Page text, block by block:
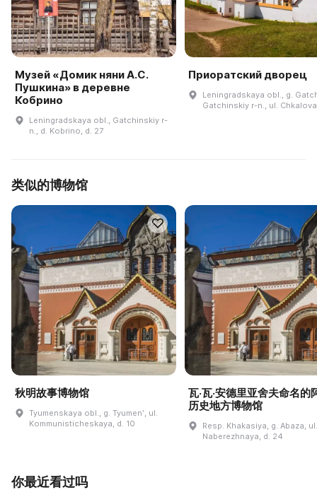
Музей «Домик няни А.С.
Пушкина» в деревне
Кобрино
Leningradskaya obl., Gatchinskiy r-
n., d. Kobrino, d. 27
Приоратский дворец
Leningradskaya obl., g.
Gatchinskiy r-n., ul.
类似的博物馆
秋明故事博物馆
Tyumenskaya obl., g. Tyumenʹ, ul.
Kommunisticheskaya, d. 10
瓦·瓦·安德里亚舍夫命名的
历史地方博物馆
Resp. Khakasiya, g. Abaza, ul.
Naberezhnaya, d. 24
你最近看过吗